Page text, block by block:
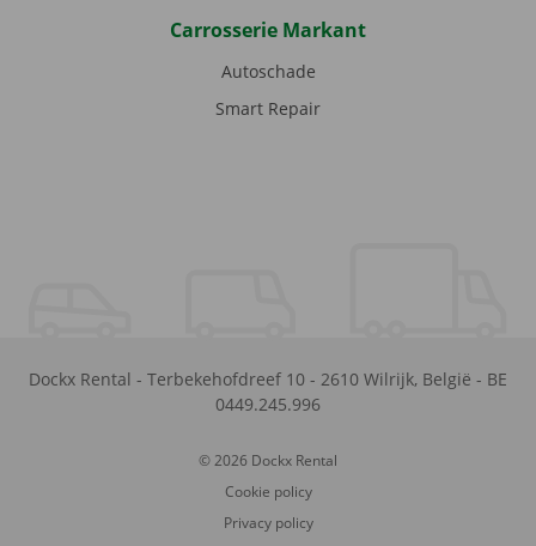
Carrosserie Markant
Autoschade
Smart Repair
Dockx Rental - Terbekehofdreef 10 - 2610 Wilrijk, België - BE
0449.245.996
© 2026 Dockx Rental
Cookie policy
Privacy policy